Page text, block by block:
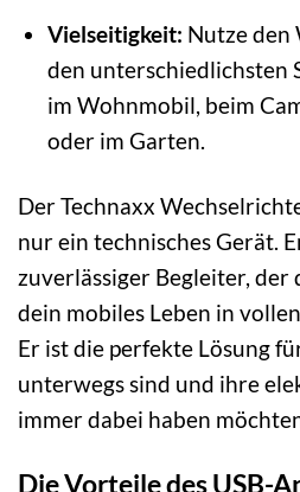
Vielseitigkeit: Nutze den
den unterschiedlichsten
im Wohnmobil, beim
oder im Garten.
Der Technaxx
nur ein technisches Gerät.
zuverlässiger Begleiter,
dein mobiles Leben in
Er ist die perfekte Lösung
unterwegs sind und ihre
immer dabei haben
Die Vorteile des USB-